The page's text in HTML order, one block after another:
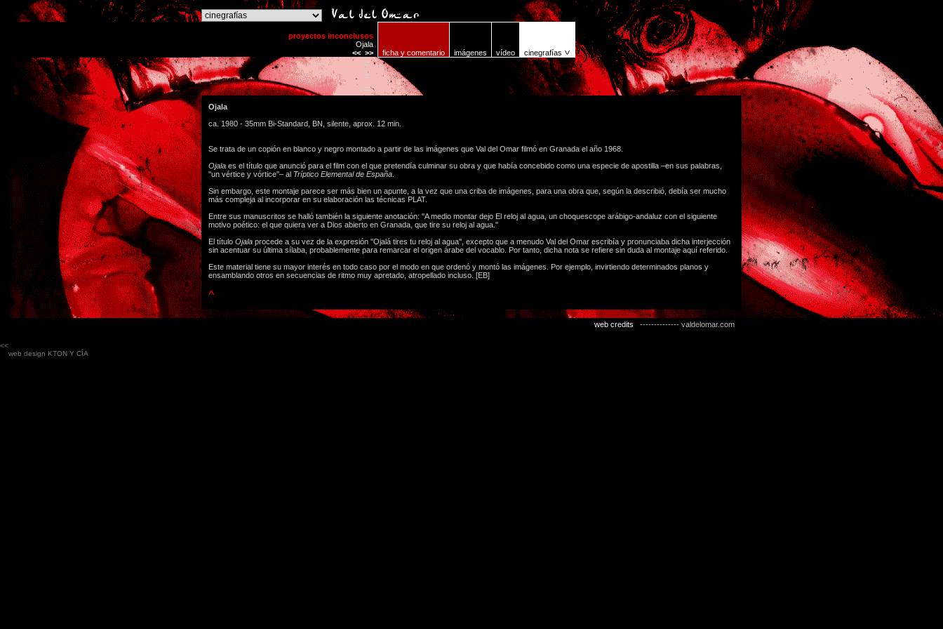
proyectos inconclusos
Ojala
<< >> ficha y comentario imágenes vídeo cinegrafías
=
=
=
Ojala
ca. 1980 - 35mm Bi-Standard, BN, silente, aprox. 12 min.
Se trata de un copión en blanco y negro montado a partir de las imágenes que Val del Omar filmó en Granada el año 1968.
Ojala es el título que anunció para el film con el que pretendía culminar su obra y que había concebido como una especie de apostilla –en sus palabras,
''un vértice y vórtice''– al Tríptico Elemental de España
Sin embargo, este montaje parece ser más bien un apunte, a la vez que una criba de imágenes, para una obra que, según la describió, debía ser mucho
más compleja al incorporar en su elaboración las técnicas PLAT.
Entre sus manuscritos se halló también la siguiente anotación: ''A medio montar dejo El reloj al agua, un choquescope arábigo-andaluz con el siguiente
motivo poético: el que quiera ver a Dios abierto en Granada, que tire su reloj al agua.''
El título Ojala procede a su vez de la expresión ''Ojalá tires tu reloj al agua'', excepto que a menudo Val del Omar escribía y pronunciaba dicha interjección
sin acentuar su última sílaba, probablemente para remarcar el origen árabe del vocablo. Por tanto, dicha nota se refiere sin duda al montaje aquí referido.
Este material tiene su mayor interés en todo caso por el modo en que ordenó y montó las imágenes. Por ejemplo, invirtiendo determinados planos y
ensamblando otros en secuencias de ritmo muy apretado, atropellado incluso. [EB]
^
web credits -------------- valdelomar.com
<<
web design KTON Y CÍA